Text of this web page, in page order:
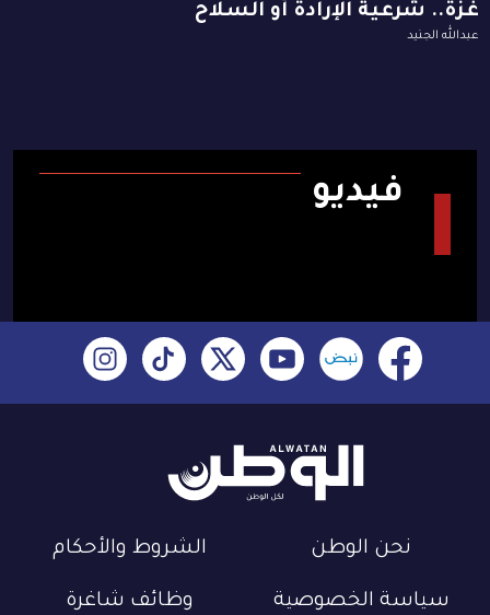
غزة.. شرعية الإرادة أو السلاح
عبدالله الجنيد
فيديو
نحن الوطن الشروط والأحكام
سياسة الخصوصية وظائف شاغرة